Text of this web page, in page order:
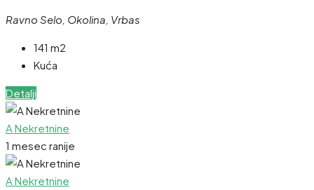
Ravno Selo, Okolina, Vrbas
141 m2
Kuća
Detalji
A Nekretnine
1 mesec ranije
A Nekretnine